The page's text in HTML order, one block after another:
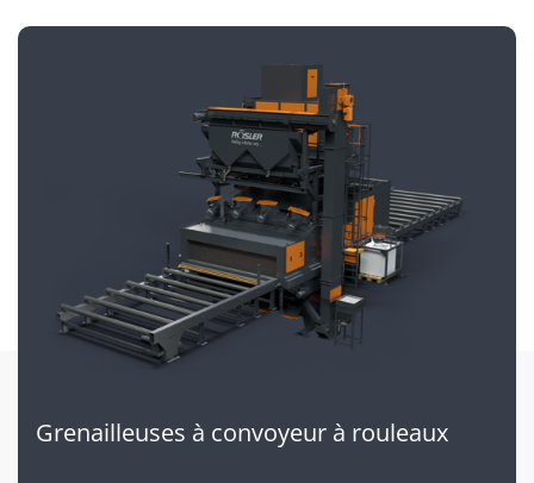
Grenailleuses à convoyeur à rouleaux